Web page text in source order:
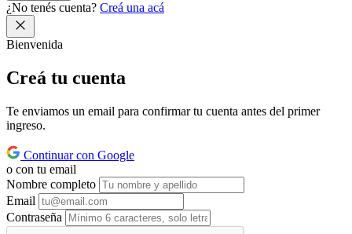
¿No tenés cuenta? Creá una acá
Bienvenida
Creá tu cuenta
Te enviamos un email para confirmar tu cuenta antes del primer
ingreso.
Continuar con Google
o con tu email
Nombre completo
Email
Contraseña